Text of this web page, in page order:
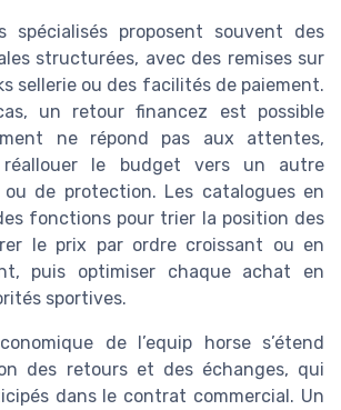
spécialisés proposent souvent des
structurées, avec des remises sur
sellerie ou des facilités de paiement.
un retour financez est possible
ne répond pas aux attentes,
le budget vers un autre
de protection. Les catalogues en
fonctions pour trier la position des
le prix par ordre croissant ou en
puis optimiser chaque achat en
sportives.
de l’equip horse s’étend
des retours et des échanges, qui
dans le contrat commercial. Un